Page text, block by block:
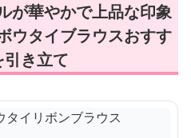
が華やかで上品な印象
ウタイブラウスおすす
き立て